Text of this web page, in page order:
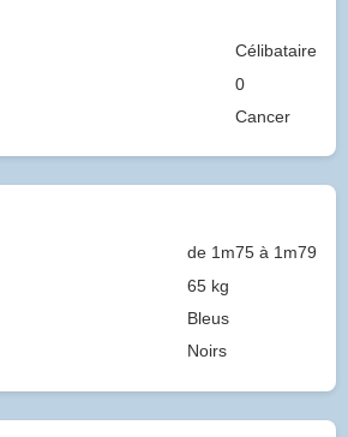
Célibataire
0
Cancer
de 1m75 à 1m79
65 kg
Bleus
Noirs